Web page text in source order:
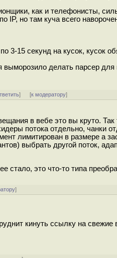
как и телефонисты,
IP, но там куча всего
3-15 секунд на кусок, кусок
выморозило делать парсер
] [к модератору]
в вебе это вы круто.
потока отдельно, чанки
лимитирован в размере а
выбрать другой поток,
стало, это что-то типа
]
кинуть ссылку на